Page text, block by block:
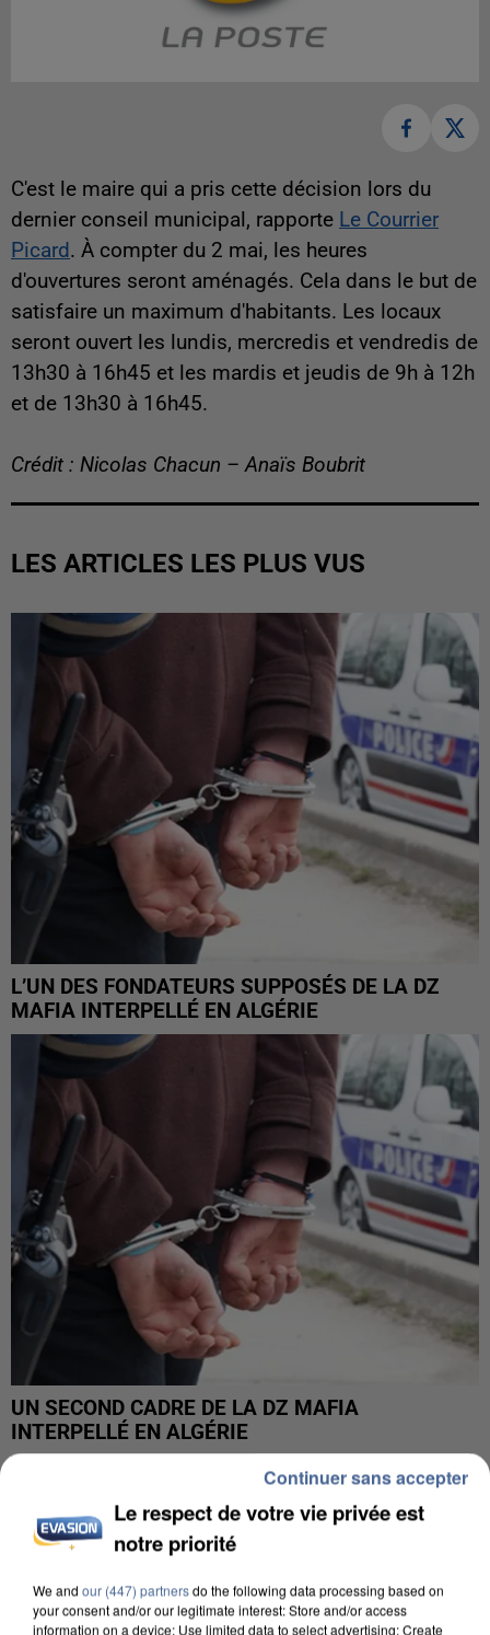
C'est le maire qui a pris cette décision lors du
dernier conseil municipal, rapporte Le Courrier
Picard. À compter du 2 mai, les heures
d'ouvertures seront aménagés. Cela dans le but de
satisfaire un maximum d'habitants. Les locaux
seront ouvert les lundis, mercredis et vendredis de
13h30 à 16h45 et les mardis et jeudis de 9h à 12h
et de 13h30 à 16h45.
Crédit : Nicolas Chacun – Anaïs Boubrit
LES ARTICLES LES PLUS VUS
L’UN DES FONDATEURS SUPPOSÉS DE LA DZ
MAFIA INTERPELLÉ EN ALGÉRIE
UN SECOND CADRE DE LA DZ MAFIA
INTERPELLÉ EN ALGÉRIE
Le respect de votre vie privée est
notre priorité
We and our (447) partnersdo the following data processing based on
your consent and/or our legitimate interest: Store and/or access
information on a device; Use limited data to select advertising; Create
Continuer sans accepter